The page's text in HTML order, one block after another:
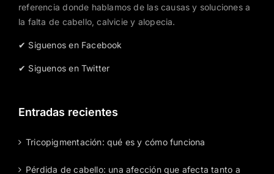
referencia donde hablamos de las causas y soluciones a
la falta de cabello, calvicie y alopecia.
✔ Siguenos en Facebook
✔ Siguenos en Twitter
Entradas recientes
Tricopigmentación: qué es y cómo funciona
Pérdida de cabello: una afección que afecta tanto a